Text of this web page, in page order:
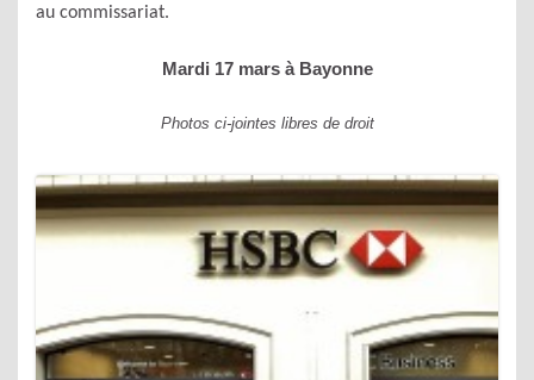
au commissariat.
Mardi 17 mars à Bayonne
Photos ci-jointes libres de droit